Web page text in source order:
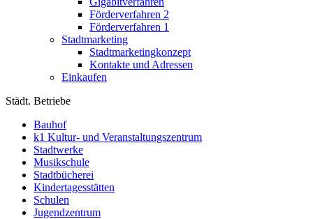
Förderverfahren 2
Förderverfahren 1
Stadtmarketing
Stadtmarketingkonzept
Kontakte und Adressen
Einkaufen
Städt. Betriebe
Bauhof
k1 Kultur- und Veranstaltungszentrum
Stadtwerke
Musikschule
Stadtbücherei
Kindertagesstätten
Schulen
Jugendzentrum